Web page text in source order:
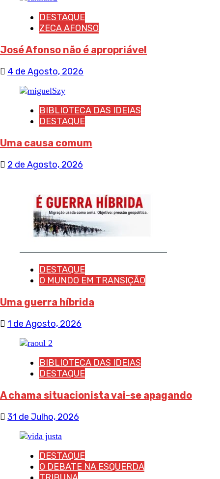
DESTAQUE
ZECA AFONSO
José Afonso não é apropriável
4 de Agosto, 2026
BIBLIOTECA DAS IDEIAS
DESTAQUE
Uma causa comum
2 de Agosto, 2026
DESTAQUE
O MUNDO EM TRANSIÇÃO
Uma guerra híbrida
1 de Agosto, 2026
BIBLIOTECA DAS IDEIAS
DESTAQUE
A chama situacionista vai-se apagando
31 de Julho, 2026
DESTAQUE
O DEBATE NA ESQUERDA